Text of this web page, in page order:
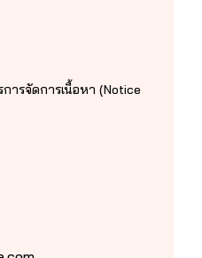
ารจัดการเนื้อหา (Notice